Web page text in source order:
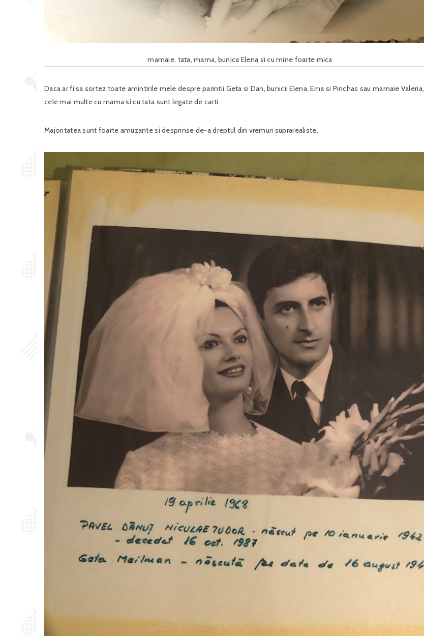
mamaie, tata, mama, bunica Elena si cu mine foarte mica
Daca ar fi sa sortez toate amintirile mele despre parintii Geta si Dan, bunicii Elena, Erna si Pinchas sau mamaie Valeria,
cele mai multe cu mama si cu tata sunt legate de carti.
Majoritatea sunt foarte amuzante si desprinse de-a dreptul din vremuri suprarealiste.